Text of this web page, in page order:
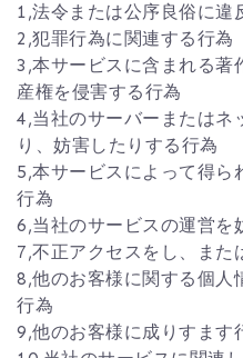
1,法令または公序良俗に違
2,犯罪行為に関連する行為
3,本サービスに含まれる著
産権を侵害する行為
4,当社のサーバーまたはネ
り、妨害したりする行為
5,本サービスによって得ら
行為
6,当社のサービスの運営を
7,不正アクセスをし、また
8,他のお客様に関する個人
行為
9,他のお客様に成りすます